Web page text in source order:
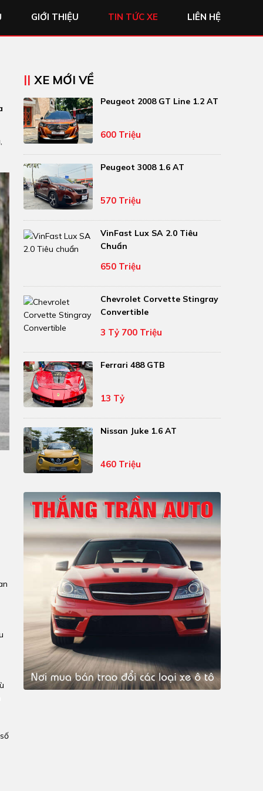
GIỚI THIỆU TIN TỨC XE LIÊN HỆ
XE MỚI VỀ
Peugeot 2008 GT Line 1.2 AT
600 Triệu
Peugeot 3008 1.6 AT
570 Triệu
VinFast Lux SA 2.0 Tiêu
Chuẩn
650 Triệu
Chevrolet Corvette Stingray
Convertible
3 Tỷ 700 Triệu
Ferrari 488 GTB
13 Tỷ
Nissan Juke 1.6 AT
460 Triệu